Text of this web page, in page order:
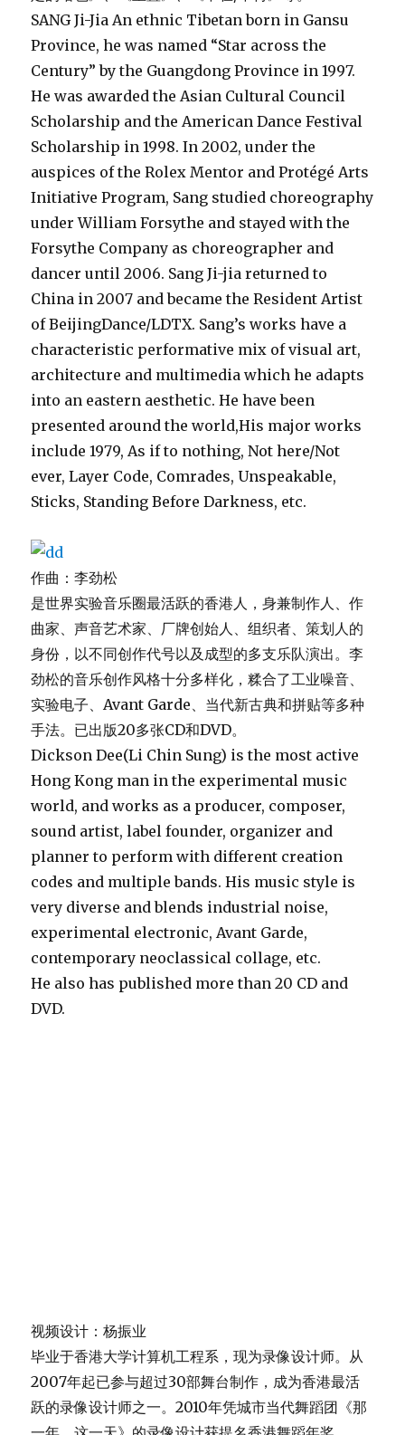
SANG Ji-Jia An ethnic Tibetan born in Gansu
Province, he was named “Star across the
Century” by the Guangdong Province in 1997.
He was awarded the Asian Cultural Council
Scholarship and the American Dance Festival
Scholarship in 1998. In 2002, under the
auspices of the Rolex Mentor and Protégé Arts
Initiative Program, Sang studied choreography
under William Forsythe and stayed with the
Forsythe Company as choreographer and
dancer until 2006. Sang Ji-jia returned to
China in 2007 and became the Resident Artist
of BeijingDance/LDTX. Sang’s works have a
characteristic performative mix of visual art,
architecture and multimedia which he adapts
into an eastern aesthetic. He have been
presented around the world,His major works
include 1979, As if to nothing, Not here/Not
ever, Layer Code, Comrades, Unspeakable,
Sticks, Standing Before Darkness, etc.
作曲：李劲松
是世界实验音乐圈最活跃的香港人，身兼制作人、作
曲家、声音艺术家、厂牌创始人、组织者、策划人的
身份，以不同创作代号以及成型的多支乐队演出。李
劲松的音乐创作风格十分多样化，糅合了工业噪音、
实验电子、Avant Garde、当代新古典和拼贴等多种
手法。已出版20多张CD和DVD。
Dickson Dee(Li Chin Sung) is the most active
Hong Kong man in the experimental music
world, and works as a producer, composer,
sound artist, label founder, organizer and
planner to perform with different creation
codes and multiple bands. His music style is
very diverse and blends industrial noise,
experimental electronic, Avant Garde,
contemporary neoclassical collage, etc.
He also has published more than 20 CD and
DVD.
turned to the field of theatre. Since 2007 he
has participated in more than 30 theatre or
dance productions and become one of the
most active video designers in Hong Kong. His